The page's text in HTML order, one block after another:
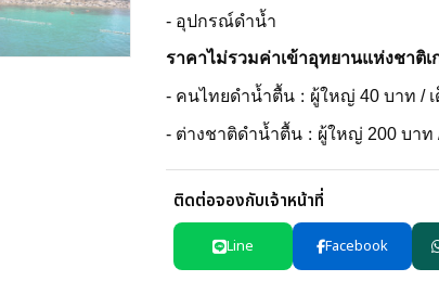
- อุปกรณ์ดำน้ำ
ราคาไม่รวมค่าเข้าอุทยานแห่งชาติเ
- คนไทยดำน้ำตื้น: ผู้ใหญ่ 40 บาท /
- ต่างชาติดำน้ำตื้น: ผู้ใหญ่ 200 บาท
ติดต่อจองกับเจ้าหน้าที่
Line Facebook